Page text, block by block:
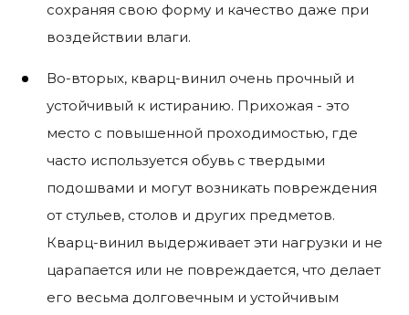
сохраняя свою форму и качество даже при
воздействии влаги.
Во-вторых, кварц-винил очень прочный и
устойчивый к истиранию. Прихожая - это
место с повышенной проходимостью, где
часто используется обувь с твердыми
подошвами и могут возникать повреждения
от стульев, столов и других предметов.
Кварц-винил выдерживает эти нагрузки и не
царапается или не повреждается, что делает
его весьма долговечным и устойчивым